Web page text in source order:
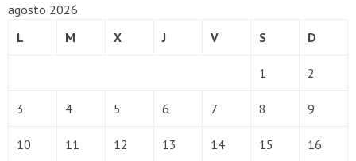
agosto 2026
L
M X J V S D
1 2
3 4 5 6 7 8 9
10 11 12 13 14 15 16